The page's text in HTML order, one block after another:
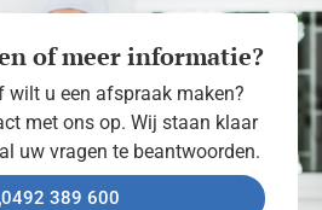
of meer informatie?
wilt u een afspraak maken?
met ons op. Wij staan klaar
uw vragen te beantwoorden.
0492 389 600